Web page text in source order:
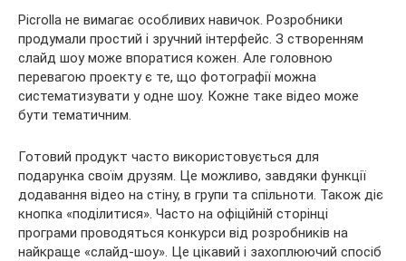
Picrolla не вимагає особливих навичок. Розробники
продумали простий і зручний інтерфейс. З створенням
слайд шоу може впоратися кожен. Але головною
перевагою проекту є те, що фотографії можна
систематизувати у одне шоу. Кожне таке відео може
бути тематичним.
Готовий продукт часто використовується для
подарунка своїм друзям. Це можливо, завдяки функції
додавання відео на стіну, в групи та спільноти. Також діє
кнопка «поділитися». Часто на офіційній сторінці
програми проводяться конкурси від розробників на
найкраще «слайд-шоу». Це цікавий і захоплюючий спосіб